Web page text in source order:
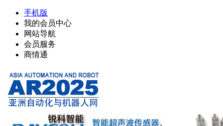
手机版
我的会员中心
网站导航
会员服务
商情通